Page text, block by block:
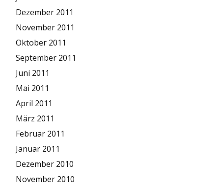
Dezember 2011
November 2011
Oktober 2011
September 2011
Juni 2011
Mai 2011
April 2011
März 2011
Februar 2011
Januar 2011
Dezember 2010
November 2010